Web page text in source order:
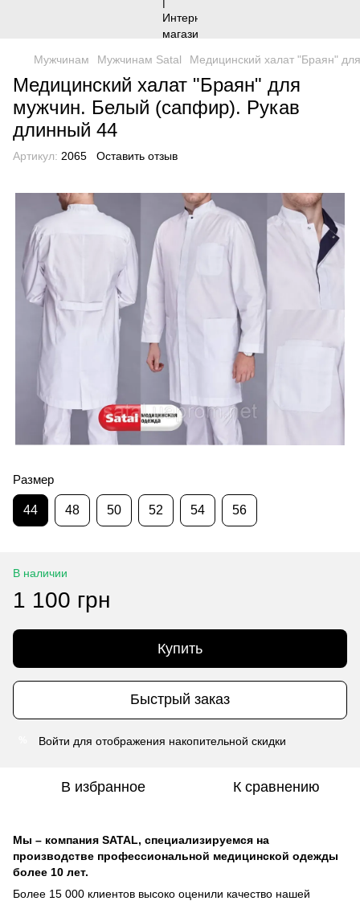
Мужчинам Мужчинам Satal Медицинский халат "Браян"
Медицинский халат "Браян" для
мужчин. Белый (сапфир). Рукав
длинный 44
Артикул: 2065 Оставить отзыв
Размер
44 48 50 52 54 56
В наличии
1 100 грн
Купить
Быстрый заказ
Войти для отображения накопительной скидки
В избранное К сравнению
Мы – компания SATAL, специализируемся на
производстве профессиональной медицинской одежды
более 10 лет.
Более 15 000 клиентов высоко оценили качество нашей